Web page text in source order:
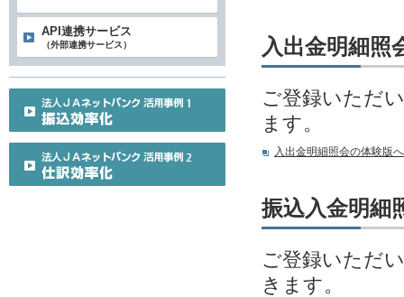
入出金明細照
ご登録いただ
ます。
入出金明細照会の体験版へ
振込入金明細
ご登録いただ
きます。
API連携サービス
（外部連携サービス）